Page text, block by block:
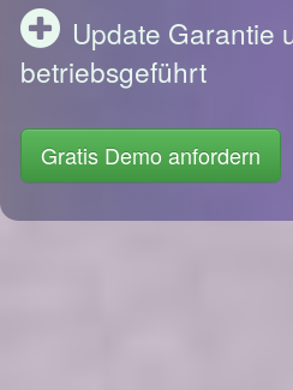
Update Garantie
betriebsgeführt
Gratis Demo anfordern